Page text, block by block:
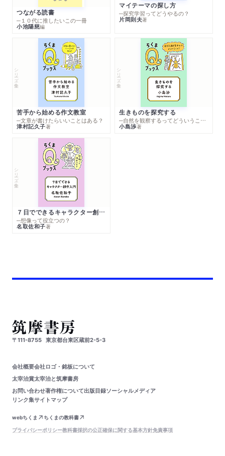
つながる読書
─１０代に推したいこの一冊
小池陽慈編
マイテーマの探し方
─探究学習ってどうやるの？
片岡則夫著
シリーズ・全集
苦手から始める作文教室
─文章が書けたらいいことはある？
津村記久子著
シリーズ・全集
生きものを探究する
─自然を観察するってどういうこと？
小島渉著
シリーズ・全集
７日でできるキャラクター創作入門
─想像って役立つの？
名取佐和子著
〒111-8755 東京都台東区蔵前2-5-3
会社概要会社ロゴ・銘板について
太宰治賞太宰治と筑摩書房
お問い合わせ著作権について出版目録ソーシャルメディア
リンク集サイトマップ
webちくま
ちくまの教科書
プライバシーポリシー教科書採択の公正確保に関する基本方針免責事項